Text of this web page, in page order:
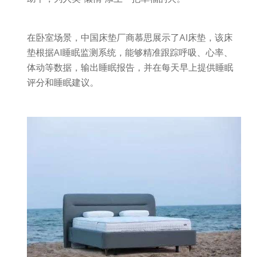
在卧室场景，中国床垫厂商慕思展示了AI床垫，该床
垫根据AI睡眠监测系统，能够精准跟踪呼吸、心率、
体动等数据，输出睡眠报告，并在每天早上提供睡眠
评分和睡眠建议。